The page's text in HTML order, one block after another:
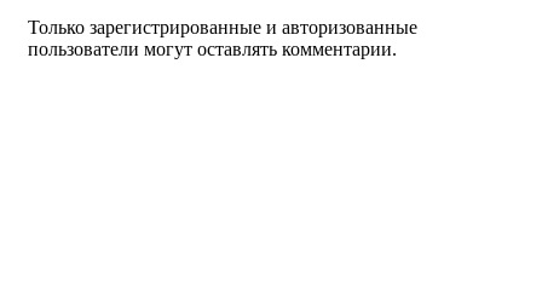
Только зарегистрированные и авторизованные
пользователи могут оставлять комментарии.